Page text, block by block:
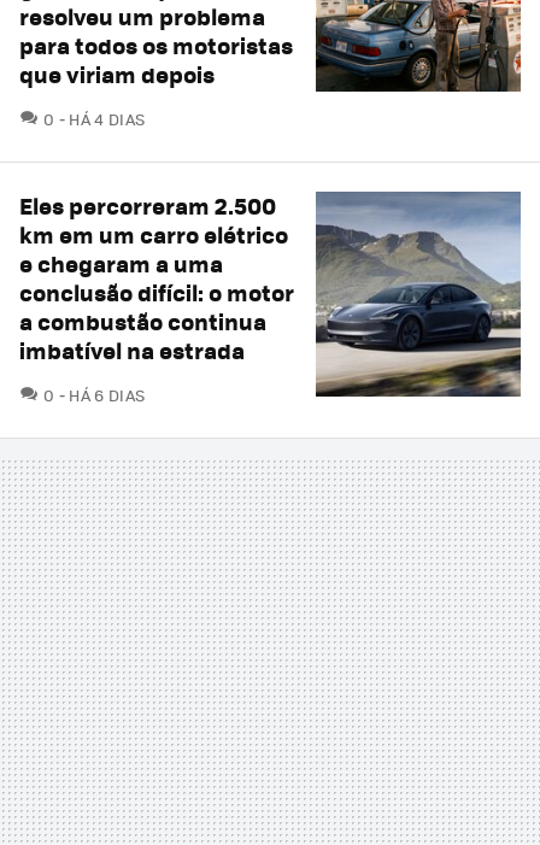
resolveu um problema
para todos os motoristas
que viriam depois
0 COMENTÁRIOS
HÁ 4 DIAS
Eles percorreram 2.500
km em um carro elétrico
e chegaram a uma
conclusão difícil: o motor
a combustão continua
imbatível na estrada
0 COMENTÁRIOS
HÁ 6 DIAS